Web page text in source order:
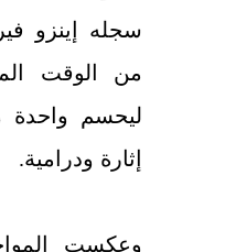
سجله إينزو
من الوقت
ليحسم واحدة
إثارة ودرامية.
وعكست